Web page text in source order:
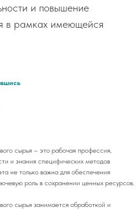
и повышение
в рамках имеющейся
сырья – это рабочая профессия,
и знания специфических методов
не только важна для обеспечения
роль в сохранении ценных ресурсов.
сырья занимается обработкой и